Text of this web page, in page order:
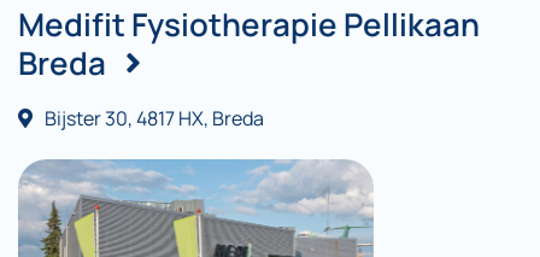
Medifit Fysiotherapie Pellikaan
Breda
Bijster 30, 4817 HX, Breda